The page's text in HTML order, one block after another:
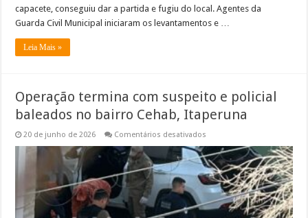
capacete, conseguiu dar a partida e fugiu do local. Agentes da
Guarda Civil Municipal iniciaram os levantamentos e …
Leia Mais »
Operação termina com suspeito e policial
baleados no bairro Cehab, Itaperuna
20 de junho de 2026 Comentários desativados
termina
com
suspeito
e
policial
baleados
no